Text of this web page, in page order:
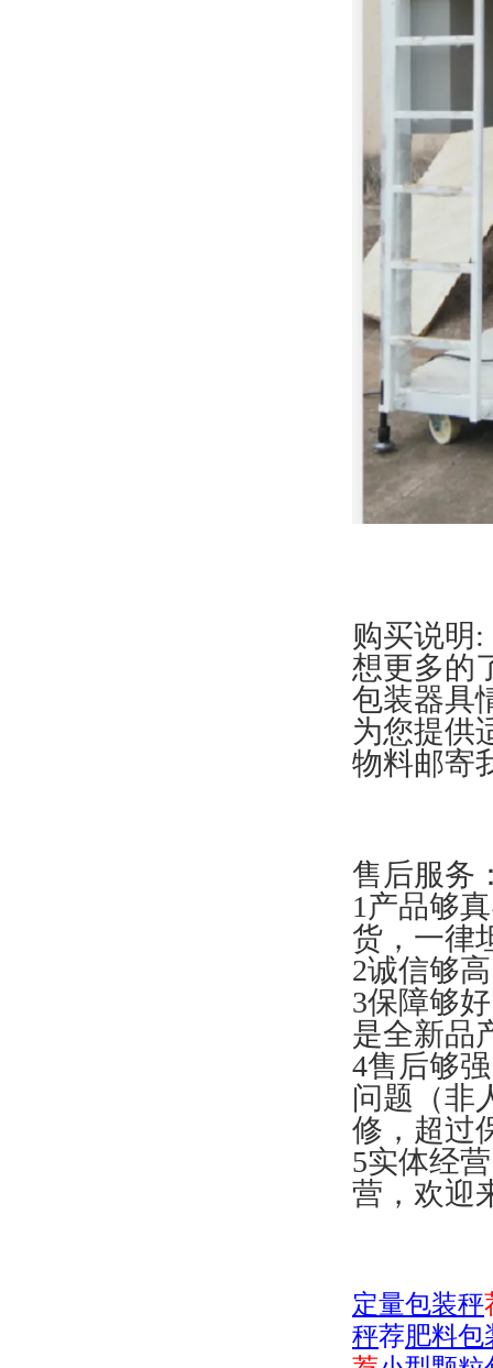
购买说明:
想更多的
包装器具
为您提供
物料邮寄
售后服务
1产品够
货，一律
2诚信够
3保障够
是全新品
4售后够
问题（非
修，超过
5实体经
营，欢迎
定量包装秤
秤荐肥料包